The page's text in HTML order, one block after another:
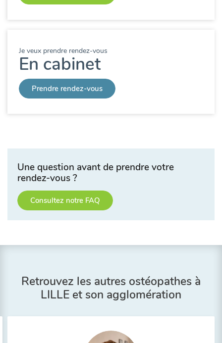
Je veux prendre rendez-vous
En cabinet
Prendre rendez-vous
Une question avant de prendre votre
rendez-vous ?
Consultez notre FAQ
Retrouvez les autres ostéopathes à
LILLE et son agglomération